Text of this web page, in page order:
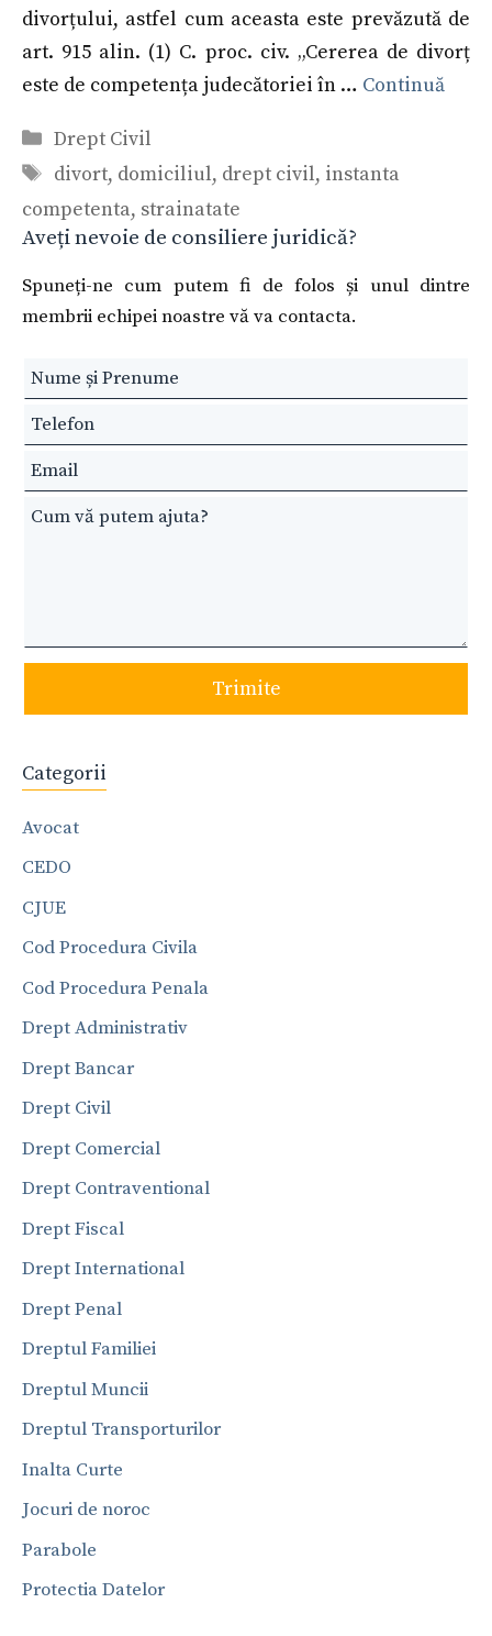
divorțului, astfel cum aceasta este prevăzută de
art. 915 alin. (1) C. proc. civ. „Cererea de divorț
este de competența judecătoriei în … Continuă
Categorii
Drept Civil
Etichete
divort, domiciliul, drept civil, instanta
competenta, strainatate
Aveți nevoie de consiliere juridică?
Spuneți-ne cum putem fi de folos și unul dintre
membrii echipei noastre vă va contacta.
Leave
this
field
blank
Trimite
Categorii
Avocat
CEDO
CJUE
Cod Procedura Civila
Cod Procedura Penala
Drept Administrativ
Drept Bancar
Drept Civil
Drept Comercial
Drept Contraventional
Drept Fiscal
Drept International
Drept Penal
Dreptul Familiei
Dreptul Muncii
Dreptul Transporturilor
Inalta Curte
Jocuri de noroc
Parabole
Protectia Datelor